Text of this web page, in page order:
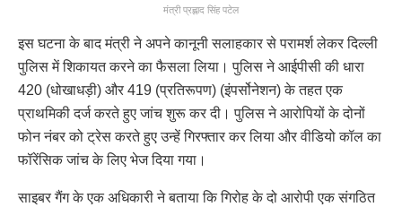
मंत्री प्रह्लाद सिंह पटेल
इस घटना के बाद मंत्री ने अपने कानूनी सलाहकार से परामर्श लेकर दिल्ली
पुलिस में शिकायत करने का फैसला लिया। पुलिस ने आईपीसी की धारा
420 (धोखाधड़ी) और 419 (प्रतिरूपण) (इंपर्सोनेशन) के तहत एक
प्राथमिकी दर्ज करते हुए जांच शुरू कर दी। पुलिस ने आरोपियों के दोनों
फोन नंबर को ट्रेस करते हुए उन्हें गिरफ्तार कर लिया और वीडियो कॉल का
फॉरेंसिक जांच के लिए भेज दिया गया।
साइबर गैंग के एक अधिकारी ने बताया कि गिरोह के दो आरोपी एक संगठित